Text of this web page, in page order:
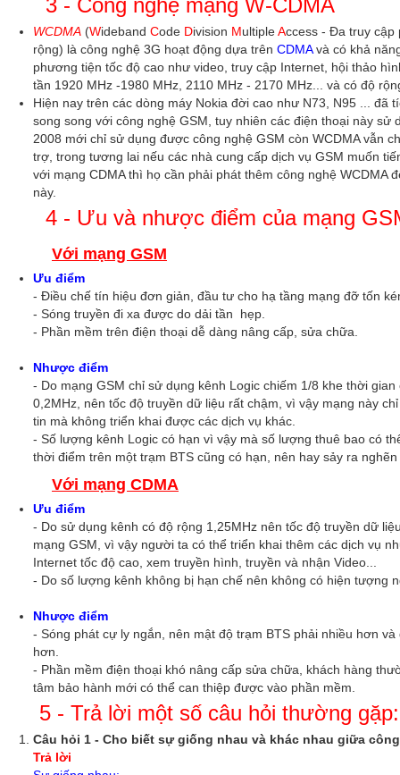
3 - Công nghệ mạng W-CDMA
WCDMA (Wideband Code Division MultipleAccess - Đa truy cập
rộng) là công nghệ 3G hoạt động dựa trên CDMAvà có khả
phương tiện tốc độ cao như video, truy cập Internet, hội thảo
tần 1920 MHz -1980 MHz, 2110 MHz - 2170 MHz... và có độ
Hiện nay trên các dòng máy Nokia đời cao như N73, N95 ... đã
song song với công nghệ GSM, tuy nhiên các điện thoại này sử
2008 mới chỉ sử dụng được công nghệ GSM còn WCDMA vẫn
trợ, trong tương lai nếu các nhà cung cấp dịch vụ GSM muốn
với mạng CDMA thì họ cần phải phát thêm công nghệ WCDMA
này.
4 - Ưu và nhược điểm của mạng
Với mạng GSM
Ưu điểm
- Điều chế tín hiệu đơn giản, đầu tư cho hạ tầng mạng đỡ tốn
- Sóng truyền đi xa được do dải tần hẹp.
- Phần mềm trên điện thoại dễ dàng nâng cấp, sửa chữa.
Nhược điểm
- Do mạng GSM chỉ sử dụng kênh Logic chiếm 1/8 khe thời
0,2MHz, nên tốc độ truyền dữ liệu rất chậm, vì vậy mạng này
tin mà không triển khai được các dịch vụ khác.
- Số lượng kênh Logic có hạn vì vậy mà số lượng thuê bao có
thời điểm trên một trạm BTS cũng có hạn, nên hay sảy ra
Với mạng CDMA
Ưu điểm
- Do sử dụng kênh có độ rộng 1,25MHz nên tốc độ truyền dữ
mạng GSM, vì vậy người ta có thể triển khai thêm các dịch vụ
Internet tốc độ cao, xem truyền hình, truyền và nhận Video...
- Do số lượng kênh không bị hạn chế nên không có hiện tượng
Nhược điểm
- Sóng phát cự ly ngắn, nên mật độ trạm BTS phải nhiều hơn
hơn.
- Phần mềm điện thoại khó nâng cấp sửa chữa, khách hàng
tâm bảo hành mới có thể can thiệp được vào phần mềm.
5 - Trả lời một số câu hỏi thường gặp:
Câu hỏi 1 - Cho biết sự giống nhau và khác nhau giữa công
Trả lời